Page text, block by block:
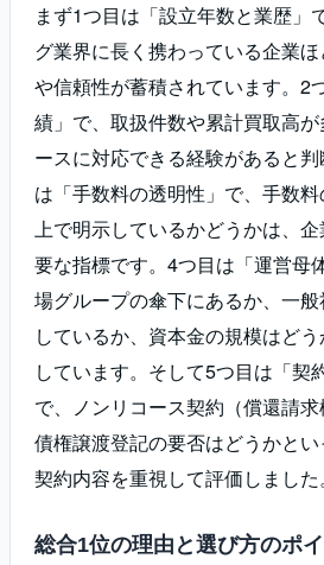
みんなの
ファクタ
リング
14位
GMO
BtoB 早
2社間
JPS
まず1つ目は「設立年数と業歴」
グ業界に長く携わっている企業
や信頼性が蓄積されています。2
績」で、取扱件数や累計買取高
ースに対応できる経験があると
は「手数料の透明性」で、手数
上で明示しているかどうかは、
要な指標です。4つ目は「運営母
場グループの傘下にあるか、一
しているか、資本金の規模はど
しています。そして5つ目は「契
で、ノンリコース契約（償還請求
債権譲渡登記の要否はどうかと
契約内容を重視して評価しました。
総合1位の理由と選び方のポ